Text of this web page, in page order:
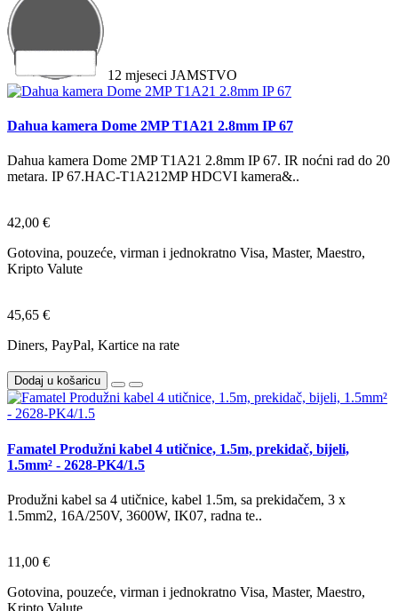
12 mjeseci JAMSTVO
Dahua kamera Dome 2MP T1A21 2.8mm IP 67
Dahua kamera Dome 2MP T1A21 2.8mm IP 67. IR noćni rad do 20
metara. IP 67.HAC-T1A212MP HDCVI kamera&..
42,00 €
Gotovina, pouzeće, virman i jednokratno Visa, Master, Maestro,
Kripto Valute
45,65 €
Diners, PayPal, Kartice na rate
Dodaj u košaricu
Famatel Produžni kabel 4 utičnice, 1.5m, prekidač, bijeli,
1.5mm² - 2628-PK4/1.5
Produžni kabel sa 4 utičnice, kabel 1.5m, sa prekidačem, 3 x
1.5mm2, 16A/250V, 3600W, IK07, radna te..
11,00 €
Gotovina, pouzeće, virman i jednokratno Visa, Master, Maestro,
Kripto Valute